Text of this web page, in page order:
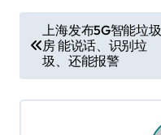
章
导
航
上海发布5G智能垃圾
房 能说话、识别垃
圾、还能报警